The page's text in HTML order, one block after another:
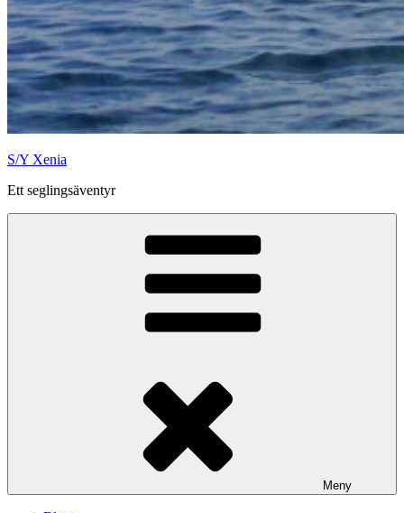
S/Y Xenia
Ett seglingsäventyr
Meny